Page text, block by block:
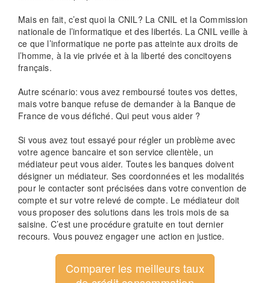
Mais en fait, c’est quoi la CNIL? La CNIL et la Commission
nationale de l’informatique et des libertés. La CNIL veille à
ce que l’informatique ne porte pas atteinte aux droits de
l’homme, à la vie privée et à la liberté des concitoyens
français.
Autre scénario: vous avez remboursé toutes vos dettes,
mais votre banque refuse de demander à la Banque de
France de vous défiché. Qui peut vous aider ?
Si vous avez tout essayé pour régler un problème avec
votre agence bancaire et son service clientèle, un
médiateur peut vous aider. Toutes les banques doivent
désigner un médiateur. Ses coordonnées et les modalités
pour le contacter sont précisées dans votre convention de
compte et sur votre relevé de compte. Le médiateur doit
vous proposer des solutions dans les trois mois de sa
saisine. C’est une procédure gratuite en tout dernier
recours. Vous pouvez engager une action en justice.
Comparer les meilleurs taux